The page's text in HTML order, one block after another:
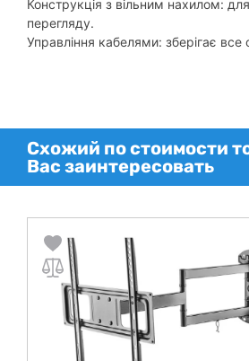
Конструкція з вільним нахилом:
перегляду.
Управління кабелями: зберігає все
Схожий по стоимости
Вас заинтересовать